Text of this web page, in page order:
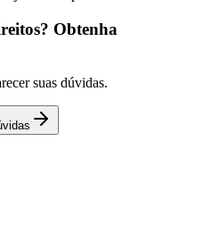
Obtenha
suas dúvidas.